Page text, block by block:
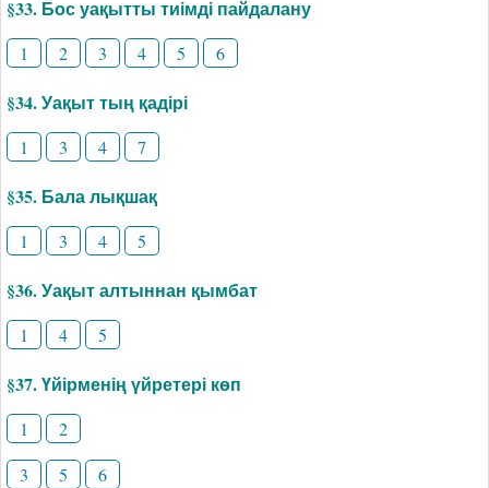
§33. Бос уақытты тиімді пайдалану
1 2 3 4 5 6
§34. Уақыт тың қадірі
1 3 4 7
§35. Бала лықшақ
1 3 4 5
§36. Уақыт алтыннан қымбат
1 4 5
§37. Үйірменің үйретері көп
1
2
3
5 6